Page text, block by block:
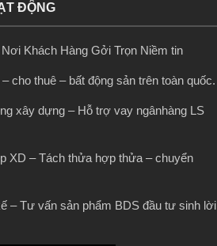
ĐỘNG
Khách Hàng Gởi Trọn Niềm tin
cho thuê – bất động sản trên toàn quốc.
xây dựng – Hỗ trợ vay ngânhàng LS
XD – Tách thửa hợp thửa – chuyển
– Tư vấn sản phẩm BDS đầu tư sinh lời